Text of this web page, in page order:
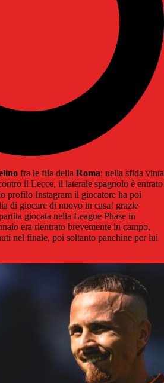
fra le fila della Roma: nella sfida vinta
il Lecce, il laterale spagnolo è entrato
profilo Instagram il giocatore ha poi
di giocare di nuovo in casa! grazie
giocata nella League Phase in
era rientrato brevemente in campo,
nel finale, poi soltanto panchine per lui